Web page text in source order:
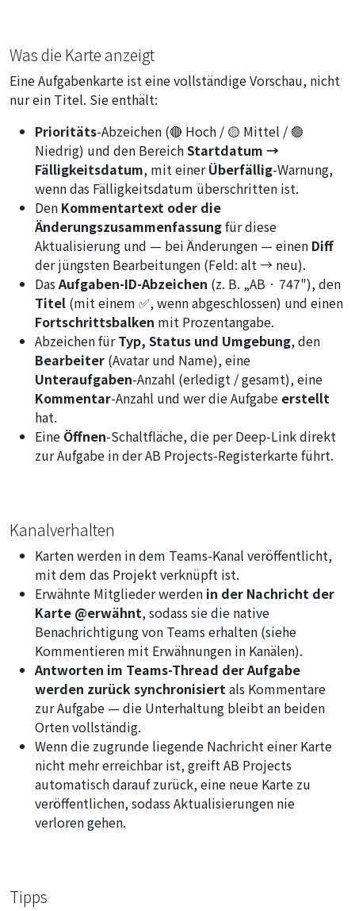
Was die Karte anzeigt
Eine Aufgabenkarte ist eine vollständige Vorschau, nicht
nur ein Titel. Sie enthält:
Prioritäts-Abzeichen (🔴 Hoch / 🟡 Mittel / 🟢
Niedrig) und den BereichStartdatum →
Fälligkeitsdatum, mit einerÜberfällig-Warnung,
wenn das Fälligkeitsdatum überschritten ist.
Den Kommentartext oder die
Änderungszusammenfassungfür diese
Aktualisierung und — bei Änderungen — einen Diff
der jüngsten Bearbeitungen (Feld: alt → neu).
Das Aufgaben-ID-Abzeichen (z. B. „AB · 747"), den
Titel (mit einem ✅, wenn abgeschlossen) und einen
Fortschrittsbalken mit Prozentangabe.
Abzeichen fürTyp, Status und Umgebung, den
Bearbeiter (Avatar und Name), eine
Unteraufgaben-Anzahl (erledigt / gesamt), eine
Kommentar-Anzahl und wer die Aufgabe erstellt
hat.
Eine Öffnen-Schaltfläche, die per Deep-Link direkt
zur Aufgabe in der AB Projects-Registerkarte führt.
Kanalverhalten
Karten werden in dem Teams-Kanal veröffentlicht,
mit dem das Projekt verknüpft ist.
Erwähnte Mitglieder werden in der Nachricht der
Karte @erwähnt, sodass sie die native
Benachrichtigung von Teams erhalten (siehe
Kommentieren mit Erwähnungen in Kanälen).
Antworten im Teams-Thread der Aufgabe
werden zurück synchronisiert als Kommentare
zur Aufgabe — die Unterhaltung bleibt an beiden
Orten vollständig.
Wenn die zugrunde liegende Nachricht einer Karte
nicht mehr erreichbar ist, greift AB Projects
automatisch darauf zurück, eine neue Karte zu
veröffentlichen, sodass Aktualisierungen nie
verloren gehen.
Tipps